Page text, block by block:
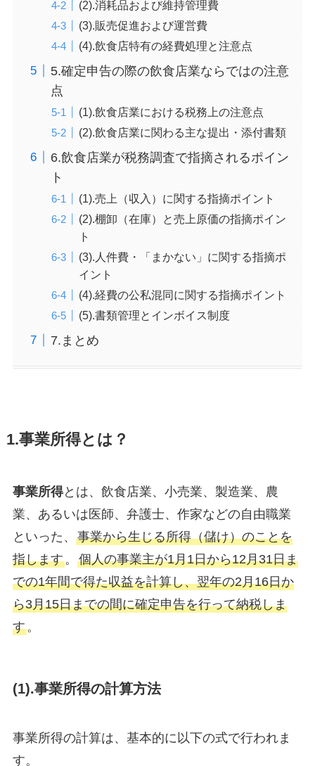
(2).消耗品および維持管理費
(3).販売促進および運営費
(4).飲食店特有の経費処理と注意点
5.確定申告の際の飲食店業ならではの注意
点
(1).飲食店業における税務上の注意点
(2).飲食店業に関わる主な提出・添付書類
6.飲食店業が税務調査で指摘されるポイン
ト
(1).売上（収入）に関する指摘ポイント
(2).棚卸（在庫）と売上原価の指摘ポイン
ト
(3).人件費・「まかない」に関する指摘ポ
イント
(4).経費の公私混同に関する指摘ポイント
(5).書類管理とインボイス制度
7.まとめ
1.事業所得とは？
事業所得とは、飲食店業、小売業、製造業、農
業、あるいは医師、弁護士、作家などの自由職業
といった、 事業から生じる所得（儲け）のことを
指します。 個人の事業主が1月1日から12月31日ま
での1年間で得た収益を計算し、翌年の2月16日か
ら3月15日までの間に確定申告を行って納税しま
す。
(1).事業所得の計算方法
事業所得の計算は、基本的に以下の式で行われま
す。